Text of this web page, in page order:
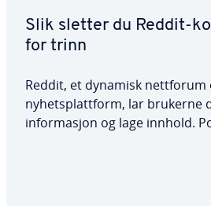
Slik sletter du Reddit-
for trinn
Reddit, et dynamisk nettforum
nyhetsplattform, lar brukerne
informasjon og lage innhold.